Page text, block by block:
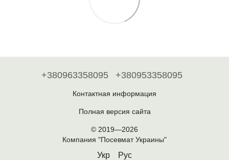
+380963358095 +380953358095
Контактная информация
Полная версия сайта
© 2019—2026
Компания "Посевмат Украины"
Укр Рус